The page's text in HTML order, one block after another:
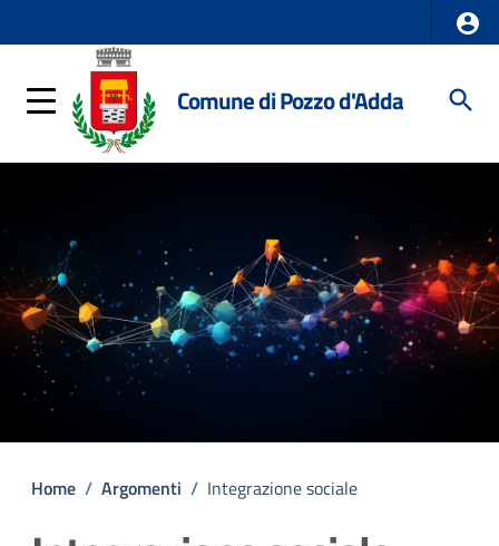
Comune di Pozzo d'Adda
Home / Argomenti / Integrazione sociale